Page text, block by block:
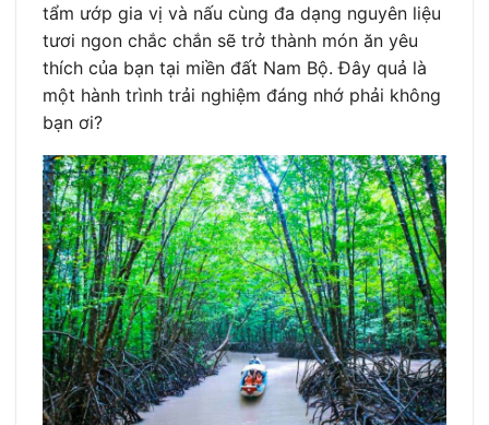
tẩm ướp gia vị và nấu cùng đa dạng nguyên liệu
tươi ngon chắc chắn sẽ trở thành món ăn yêu
thích của bạn tại miền đất Nam Bộ. Đây quả là
một hành trình trải nghiệm đáng nhớ phải không
bạn ơi?